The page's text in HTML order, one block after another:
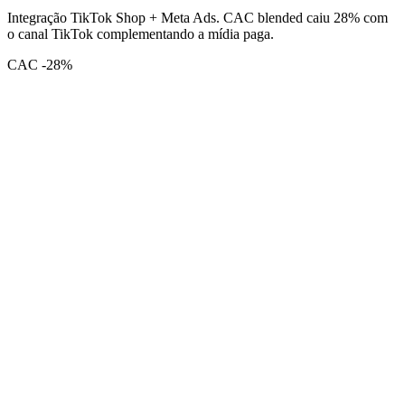
Integração TikTok Shop + Meta Ads. CAC blended caiu 28% com
o canal TikTok complementando a mídia paga.
CAC -28%